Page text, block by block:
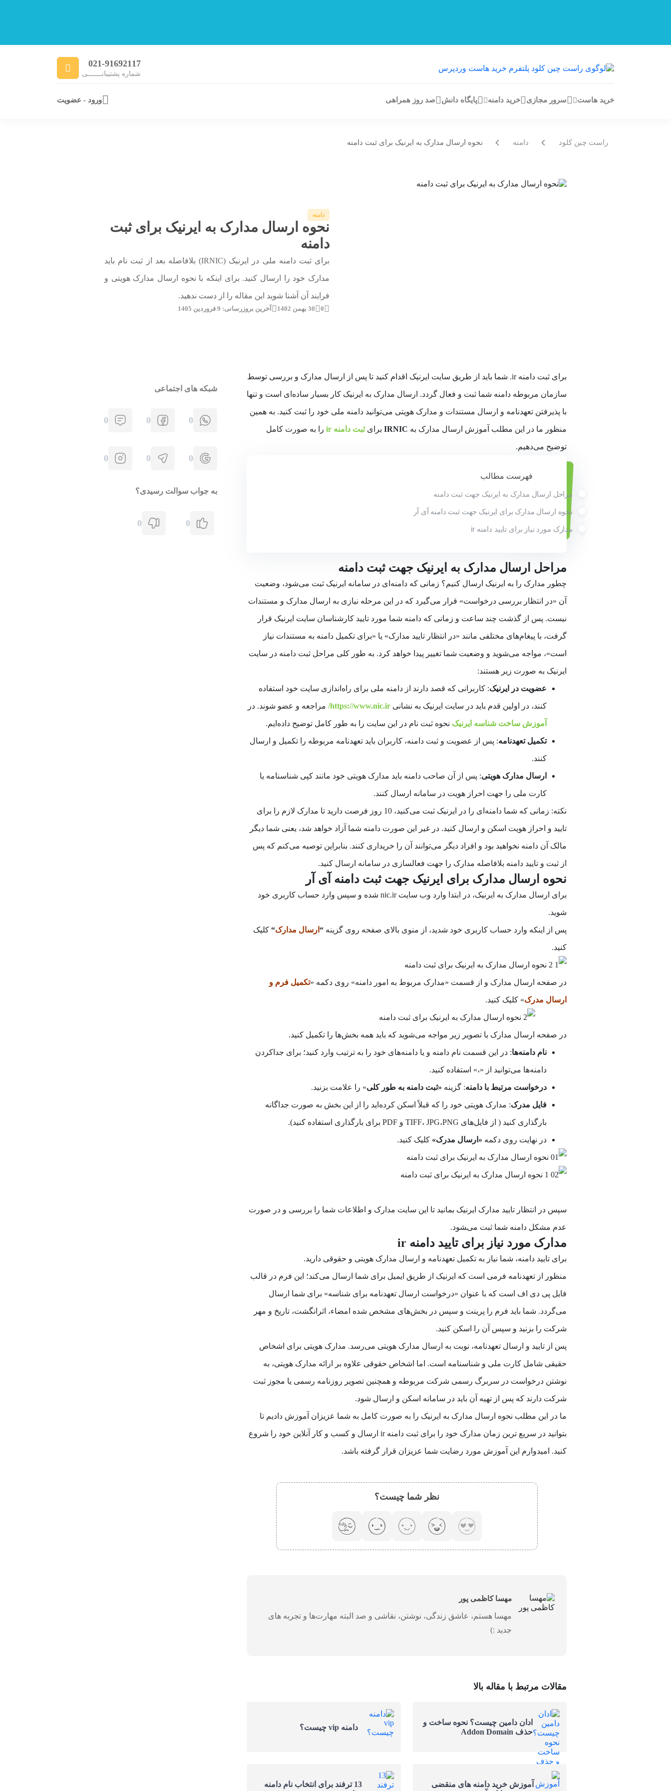
021-91692117
شماره پشتیبانـــــــی
خرید هاست سرور مجازی خرید دامنه پایگاه دانش صد روز همراهی ورود - عضویت
راست چین کلود دامنه نحوه ارسال مدارک به ایرنیک برای ثبت دامنه
دامنه
نحوه ارسال مدارک به ایرنیک برای ثبت
دامنه
برای ثبت دامنه ملی در ایرنیک (IRNIC) بلافاصله بعد از ثبت نام باید
مدارک خود را ارسال کنید. برای اینکه با نحوه ارسال مدارک هویتی و
فرایند آن آشنا شوید این مقاله را از دست ندهید.
0 30 بهمن 1402 آخرین بروزرسانی: 9 فروردین 1405
برای ثبت دامنه ir. شما باید از طریق سایت ایرنیک اقدام کنید تا پس از ارسال مدارک و بررسی توسط
سازمان مربوطه دامنه شما ثبت و فعال گردد. ارسال مدارک به ایرنیک کار بسیار ساده‌­ای است و تنها
با پذیرفتن تعهدنامه و ارسال مستندات و مدارک هویتی می­‌توانید دامنه ملی خود را ثبت کنید. به همین
منظور ما در این مطلب آموزش ارسال مدارک به IRNIC برای ثبت دامنه ir را به صورت کامل
توضیح می‌دهیم.
فهرست مطالب
مراحل ارسال مدارک به ایرنیک جهت ثبت دامنه
نحوه ارسال مدارک برای ایرنیک جهت ثبت دامنه آی آر
مدارک مورد نیاز برای تایید دامنه ir
مراحل ارسال مدارک به ایرنیک جهت ثبت دامنه
چطور مدارک را به ایرنیک ارسال کنیم؟ زمانی که دامنه‌­ای در سامانه ایرنیک ثبت می­‌شود، وضعیت
آن «در انتظار بررسی درخواست» قرار می‌گیرد که در این مرحله نیازی به ارسال مدارک و مستندات
نیست. پس از گذشت چند ساعت و زمانی که دامنه شما مورد تایید کارشناسان سایت ایرنیک قرار
گرفت، با پیغام‌های مختلفی مانند «در انتظار تایید مدارک» یا «برای تکمیل دامنه به مستندات نیاز
است»، مواجه می­‌شوید و وضعیت شما تغییر پیدا خواهد کرد. به طور کلی مراحل ثبت دامنه در سایت
ایرنیک به صورت زیر هستند:
عضویت در ایرنیک: کاربرانی که قصد دارند از دامنه ملی برای راه­‌اندازی سایت خود استفاده
کنند، در اولین قدم باید در سایت ایرنیک به نشانی https://www.nic.ir/ مراجعه و عضو شوند. در
آموزش ساخت شناسه ایرنیک نحوه ثبت نام در این سایت را به طور کامل توضیح داده‌ایم.
تکمیل تعهدنامه: پس از عضویت و ثبت دامنه، کاربران باید تعهدنامه مربوطه را تکمیل و ارسال
کنند.
ارسال مدارک هویتی: پس از آن صاحب دامنه باید مدارک هویتی خود مانند کپی شناسنامه یا
کارت ملی را جهت احراز هویت در سامانه ارسال کنند.
نکته: زمانی که شما دامنه‌­ای را در ایرنیک ثبت می‌کنید، 10 روز فرصت دارید تا مدارک لازم را برای
تایید و احراز هویت اسکن و ارسال کنید. در غیر این صورت دامنه شما آزاد خواهد شد، یعنی شما دیگر
مالک آن دامنه نخواهید بود و افراد دیگر می­‌توانند آن را خریداری کنند. بنابراین توصیه می‌کنم که پس
از ثبت و تایید دامنه بلافاصله مدارک را جهت فعال­سازی در سامانه ارسال کنید.
نحوه ارسال مدارک برای ایرنیک جهت ثبت دامنه آی آر
برای ارسال مدارک به ایرنیک، در ابتدا وارد وب سایت nic.ir شده و سپس وارد حساب کاربری خود
شوید.
پس از اینکه وارد حساب کاربری خود شدید، از منوی بالای صفحه روی گزینه “ ارسال مدارک“ کلیک
کنید.
در صفحه ارسال مدارک و از قسمت «مدارک مربوط به امور دامنه» روی دکمه «تکمیل فرم و
ارسال مدرک» کلیک کنید.
در صفحه ارسال مدارک با تصویر زیر مواجه می‌­شوید که باید همه بخش‌ها را تکمیل کنید.
نام دامنه‌ها: در این قسمت نام دامنه و یا دامنه‌های خود را به ترتیب وارد کنید؛ برای جداکردن
دامنه‌ها می‌توانید از «،» استفاده کنید.
درخواست مرتبط با دامنه: گزینه «ثبت دامنه به طور کلی» را علامت بزنید.
فایل مدرک: مدارک هویتی خود را که قبلاً اسکن کرده‌اید را از این بخش به صورت جداگانه
بارگذاری کنید ( از فایل‌­های TIFF، JPG،PNG و PDF برای بارگذاری استفاده کنید).
در نهایت روی دکمه «ارسال مدرک» کلیک کنید.
سپس در انتظار تایید مدارک ایرنیک بمانید تا این سایت مدارک و اطلاعات شما را بررسی و در صورت
عدم مشکل دامنه شما ثبت می­‌‍شود.
مدارک مورد نیاز برای تایید دامنه ir
برای تایید دامنه، شما نیاز به تکمیل تعهدنامه و ارسال مدارک هویتی و حقوقی دارید.
منظور از تعهدنامه فرمی است که ایرنیک از طریق ایمیل برای شما ارسال می‌­کند؛ این فرم در قالب
فایل پی دی اف است که با عنوان «درخواست ارسال تعهدنامه برای شناسه» برای شما ارسال
می‌گردد. شما باید فرم را پرینت و سپس در بخش­‌های مشخص شده امضاء، اثرانگشت، تاریخ و مهر
شرکت را بزنید و سپس آن را اسکن کنید.
پس از تایید و ارسال تعهدنامه، نوبت به ارسال مدارک هویتی می‌­رسد. مدارک هویتی برای اشخاص
حقیقی شامل کارت ملی و شناسنامه است. اما اشخاص حقوقی علاوه بر ارائه مدارک هویتی، به
نوشتن درخواست در سربرگ رسمی شرکت مربوطه و همچنین تصویر روزنامه رسمی یا مجوز ثبت
شرکت دارند که پس از تهیه آن باید در سامانه اسکن و ارسال شود.
ما در این مطلب نحوه ارسال مدارک به ایرنیک را به صورت کامل به شما عزیزان آموزش دادیم تا
بتوانید در سریع ترین زمان مدارک خود را برای ثبت دامنه ir ارسال و کسب و کار آنلاین خود را شروع
کنید. امیدوارم این آموزش مورد رضایت شما عزیزان قرار گرفته باشد.
نظر شما چیست؟
مهسا کاظمی پور
مهسا هستم، عاشق زندگی، نوشتن، نقاشی و صد البته مهارت‌ها و تجربه های
جدید :)
مقالات مرتبط با مقاله بالا
ادان دامین چیست؟ نحوه ساخت و
حذف Addon Domain
دامنه vip چیست؟
آموزش خرید دامنه های منقضی
13 ترفند برای انتخاب نام دامنه
شبکه های اجتماعی
0
0
0
0
0
0
به جواب سوالت رسیدی؟
0
0